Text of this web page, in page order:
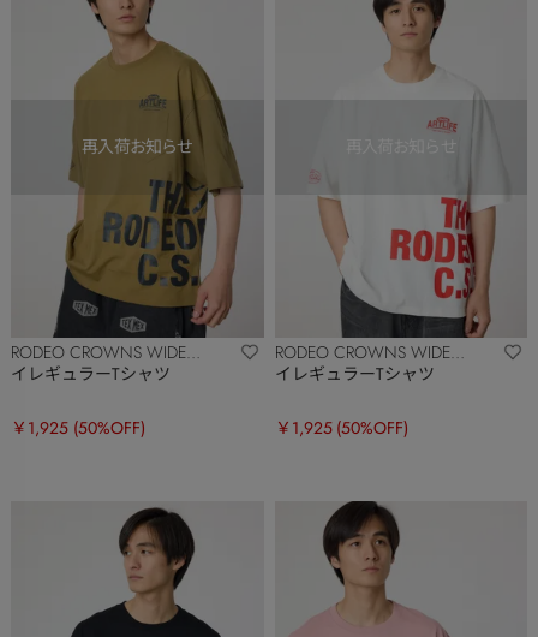
RODEO CROWNS WIDE
BOWL
イレギュラーTシャツ
￥1,925 (50%OFF)
RODEO CROWNS WIDE
BOWL
イレギュラーTシャツ
￥1,925 (50%OFF)